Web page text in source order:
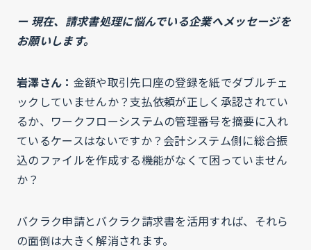
ー 現在、請求書処理に悩んでいる企業へメッセージを
お願いします。
岩澤さん： 金額や取引先口座の登録を紙でダブルチェ
ックしていませんか？支払依頼が正しく承認されてい
るか、ワークフローシステムの管理番号を摘要に入れ
ているケースはないですか？会計システム側に総合振
込のファイルを作成する機能がなくて困っていません
か？
バクラク申請とバクラク請求書を活用すれば、それら
の面倒は大きく解消されます。